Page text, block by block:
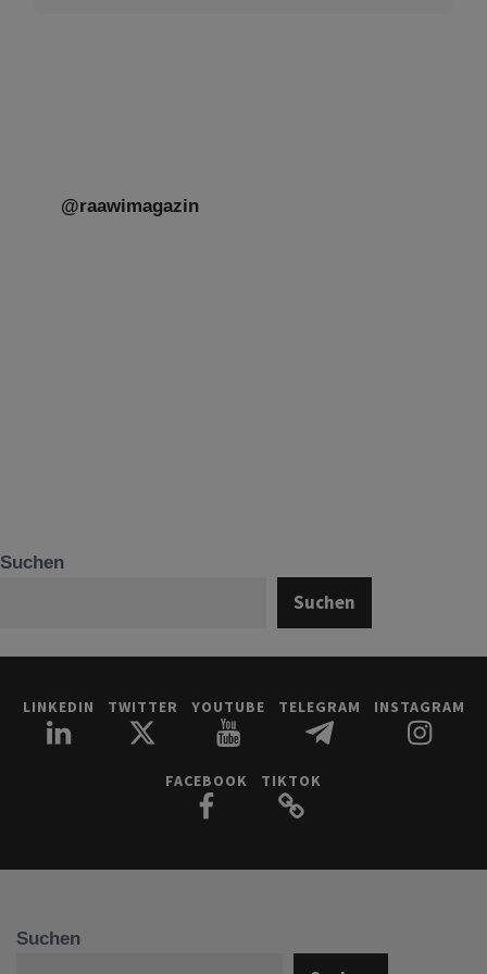
@raawimagazin
Suchen
Suchen
LINKEDIN TWITTER YOUTUBE TELEGRAM INSTAGRAM
FACEBOOK TIKTOK
Suchen